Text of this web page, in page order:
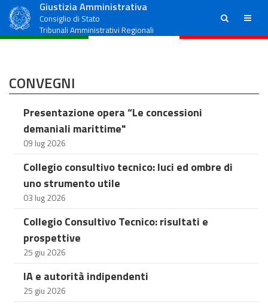
Giustizia Amministrativa
Consiglio di Stato
Tribunali Amministrativi Regionali
ricerca menu
CONVEGNI
Presentazione opera “Le concessioni
demaniali marittime"
09 lug 2026
Collegio consultivo tecnico: luci ed ombre di
uno strumento utile
03 lug 2026
Collegio Consultivo Tecnico: risultati e
prospettive
25 giu 2026
IA e autorità indipendenti
25 giu 2026